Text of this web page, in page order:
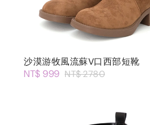
沙漠游牧風流蘇V口西部短靴
NT$ 999 NT$ 2780